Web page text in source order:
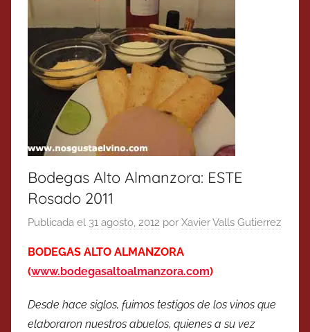
Bodegas Alto Almanzora: ESTE
Rosado 2011
Publicada el 31 agosto, 2012 por Xavier Valls Gutierrez
BODEGAS ALTO ALMANZORA
(www.bodegasaltoalmanzora.com)
Desde hace siglos, fuimos testigos de los vinos que
elaboraron nuestros abuelos, quienes a su vez